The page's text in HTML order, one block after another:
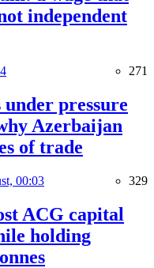
independent
271
pressure
Azerbaijan
of trade
00:03 329
ACG capital
holding